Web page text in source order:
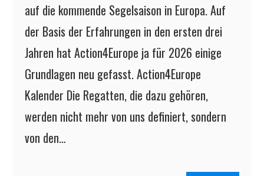
auf die kommende Segelsaison in Europa. Auf
der Basis der Erfahrungen in den ersten drei
Jahren hat Action4Europe ja für 2026 einige
Grundlagen neu gefasst. Action4Europe
Kalender Die Regatten, die dazu gehören,
werden nicht mehr von uns definiert, sondern
von den…